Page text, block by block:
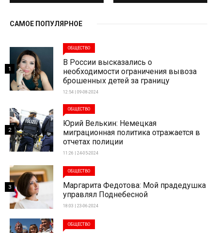
САМОЕ ПОПУЛЯРНОЕ
ОБЩЕСТВО
В России высказались о
необходимости ограничения вывоза
брошенных детей за границу
12:54 | 09-08-2024
1
ОБЩЕСТВО
Юрий Велькин: Немецкая
миграционная политика отражается в
отчетах полиции
11:26 | 24-05-2024
2
ОБЩЕСТВО
Маргарита Федотова: Мой прадедушка
управлял Поднебесной
18:03 | 23-06-2024
3
ОБЩЕСТВО